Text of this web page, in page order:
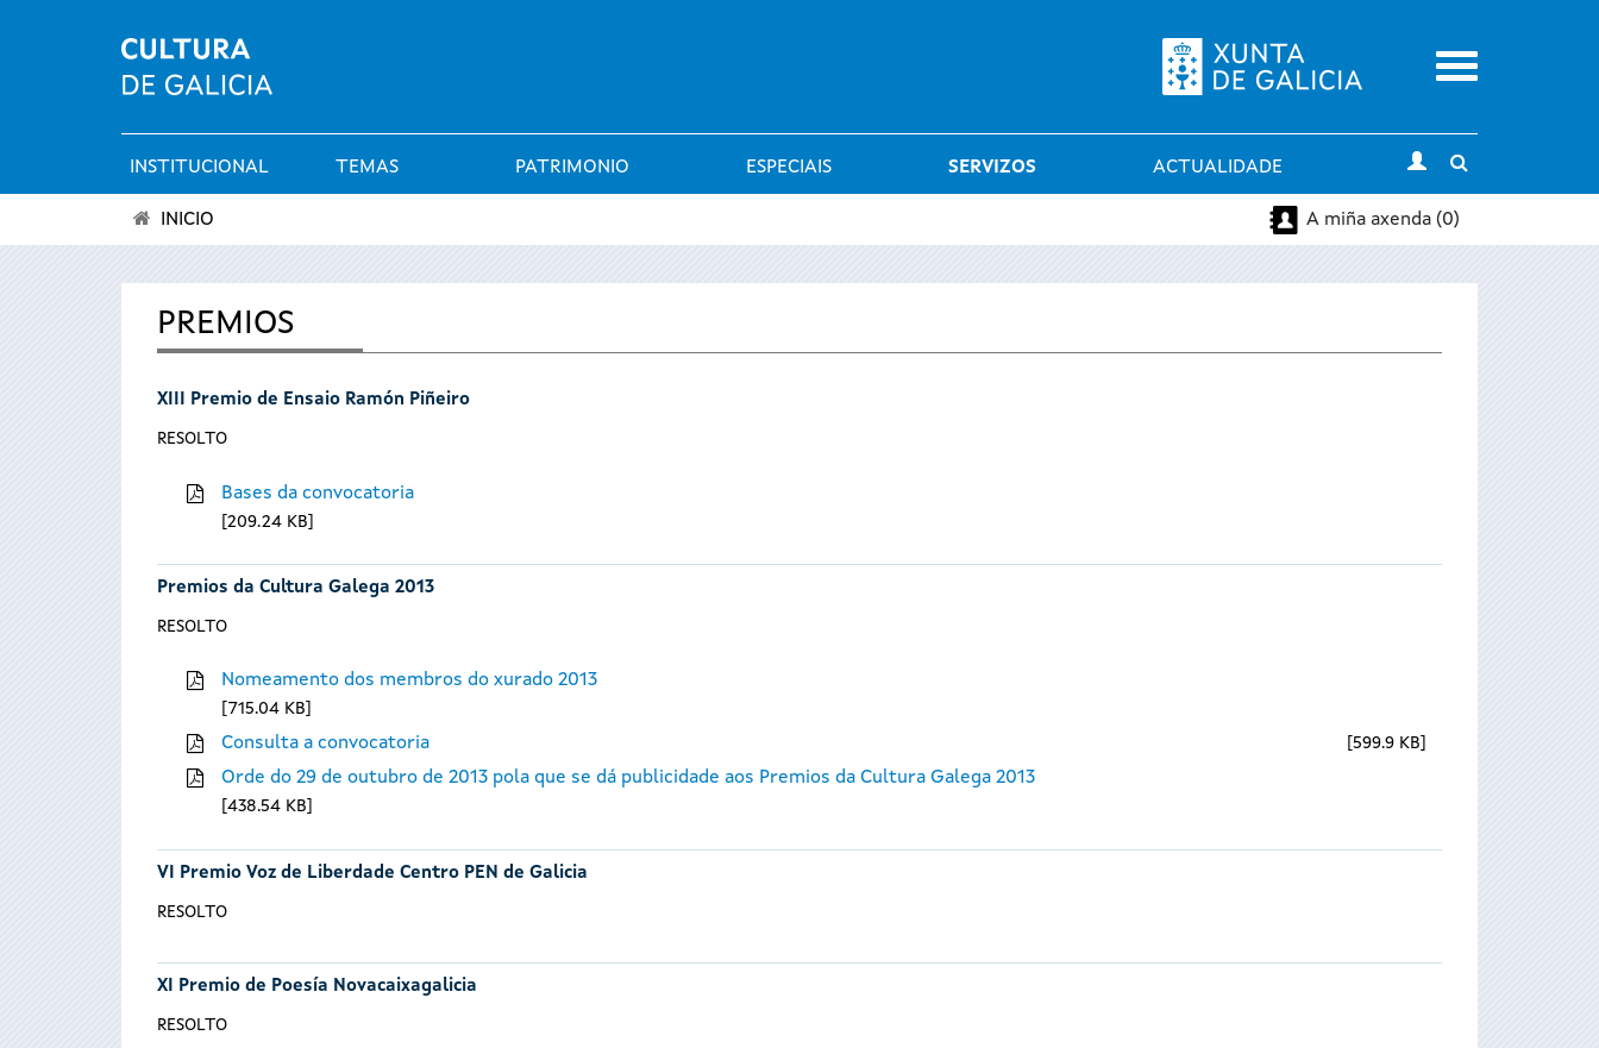
Menu
Menú
principal
INSTITUCIONAL TEMAS PATRIMONIO ESPECIAIS SERVIZOS ACTUALIDADE
search
está
INICIO A miña axenda (0)
PREMIOS
XIII Premio de Ensaio Ramón Piñeiro
RESOLTO
Bases da convocatoria
209.24 KB
Premios da Cultura Galega 2013
RESOLTO
Nomeamento dos membros do xurado 2013
715.04 KB
Consulta a convocatoria 599.9 KB
Orde do 29 de outubro de 2013 pola que se dá publicidade aos Premios da Cultura Galega 2013
438.54 KB
VI Premio Voz de Liberdade Centro PEN de Galicia
RESOLTO
XI Premio de Poesía Novacaixagalicia
RESOLTO